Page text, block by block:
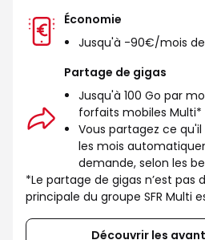
Économie
Jusqu'à -90€/mois
Partage de gigas
Jusqu'à 100 Go par
forfaits mobiles Multi*
Vous partagez ce
les mois
demande, selon les
*Le partage de gigas n’est pas
principale du groupe SFR Multi
Découvrir les